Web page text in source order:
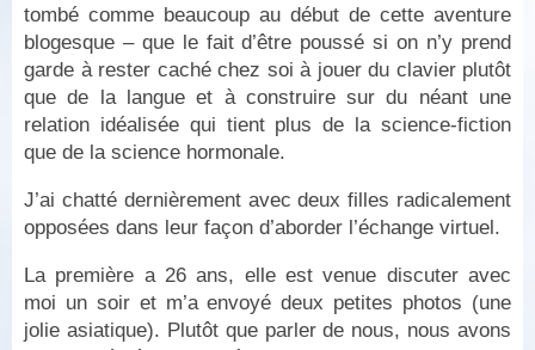
tombé comme beaucoup au début de cette aventure
blogesque – que le fait d’être poussé si on n’y prend
garde à rester caché chez soi à jouer du clavier plutôt
que de la langue et à construire sur du néant une
relation idéalisée qui tient plus de la science-fiction
que de la science hormonale.
J’ai chatté dernièrement avec deux filles radicalement
opposées dans leur façon d’aborder l’échange virtuel.
La première a 26 ans, elle est venue discuter avec
moi un soir et m’a envoyé deux petites photos (une
jolie asiatique). Plutôt que parler de nous, nous avons